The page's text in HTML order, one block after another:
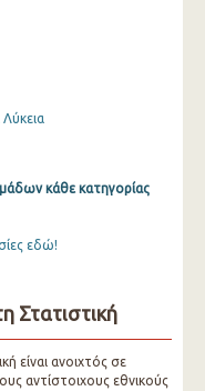
Λύκεια
κάθε κατηγορίας
εδώ!
Στατιστική
είναι ανοιχτός σε
αντίστοιχους εθνικούς